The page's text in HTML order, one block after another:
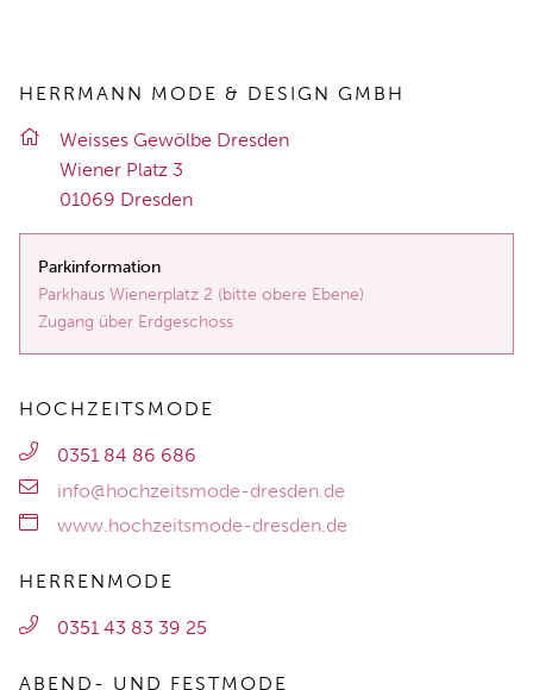
HERRMANN MODE & DESIGN GMBH
Weis­ses Ge­wöl­be Dres­den
Wie­ner Platz 3
01069 Dres­den
Parkinformation
Parkhaus Wienerplatz 2 (bitte obere Ebene)
Zugang über Erdgeschoss
HOCHZEITSMODE
0351 84 86 686
info@hochzeitsmode-dresden.de
www.hochzeitsmode-dresden.de
HERRENMODE
0351 43 83 39 25
ABEND- UND FESTMODE